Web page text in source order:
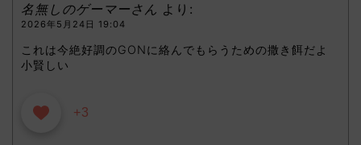
名無しのゲーマーさん より:
2026年5月24日 19:04
これは今絶好調のGONに絡んでもらうための撒き餌だよ
小賢しい
+3